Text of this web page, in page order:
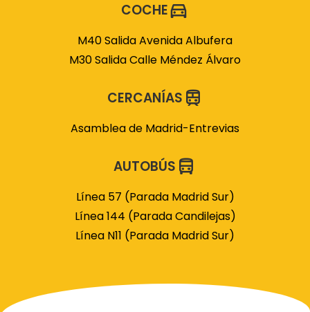
COCHE
M40 Salida Avenida Albufera
M30 Salida Calle Méndez Álvaro
CERCANÍAS
Asamblea de Madrid-Entrevias
AUTOBÚS
Línea 57 (Parada Madrid Sur)
Línea 144 (Parada Candilejas)
Línea N11 (Parada Madrid Sur)